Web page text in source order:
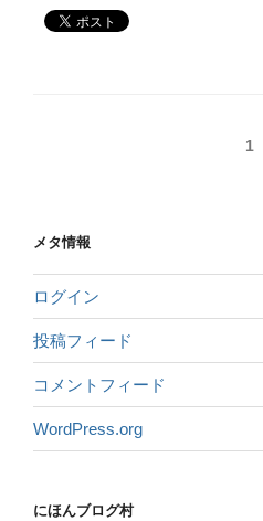
1
メタ情報
ログイン
投稿フィード
コメントフィード
WordPress.org
にほんブログ村